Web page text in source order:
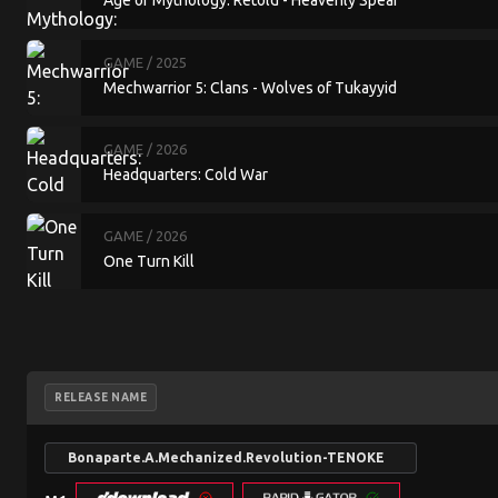
GAME / 2025
Mechwarrior 5: Clans - Wolves of Tukayyid
GAME / 2026
Headquarters: Cold War
GAME / 2026
One Turn Kill
RELEASE NAME
Bonaparte.A.Mechanized.Revolution-TENOKE